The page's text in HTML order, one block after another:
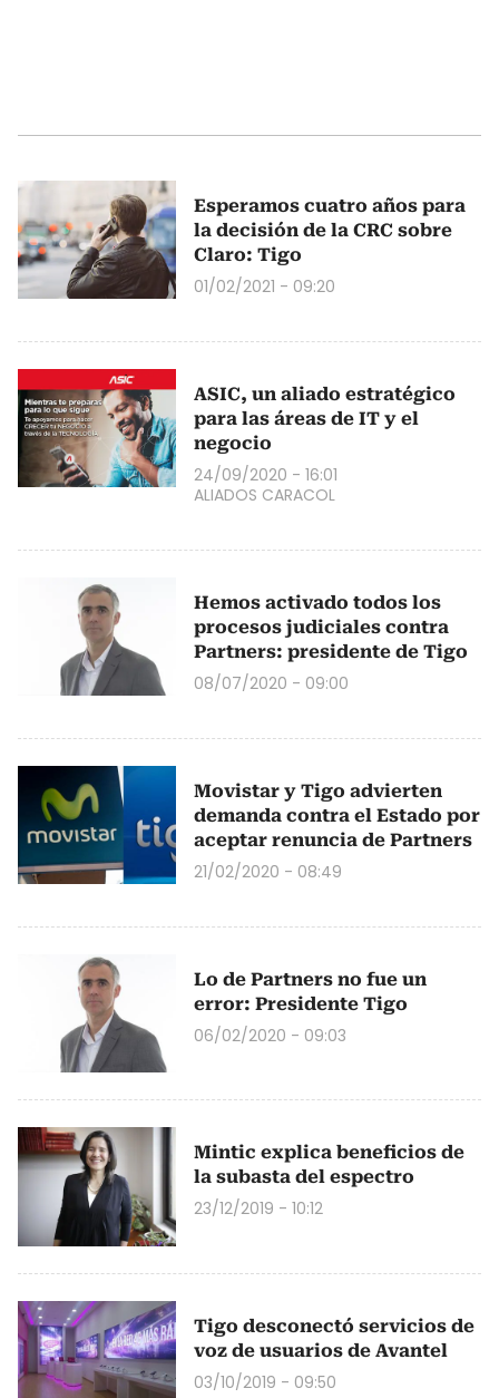
Esperamos cuatro años para
la decisión de la CRC sobre
Claro: Tigo
01/02/2021 - 09:20
ASIC, un aliado estratégico
para las áreas de IT y el
negocio
24/09/2020 - 16:01
ALIADOS CARACOL
Hemos activado todos los
procesos judiciales contra
Partners: presidente de Tigo
08/07/2020 - 09:00
Movistar y Tigo advierten
demanda contra el Estado por
aceptar renuncia de Partners
21/02/2020 - 08:49
Lo de Partners no fue un
error: Presidente Tigo
06/02/2020 - 09:03
Mintic explica beneficios de
la subasta del espectro
23/12/2019 - 10:12
Tigo desconectó servicios de
voz de usuarios de Avantel
03/10/2019 - 09:50